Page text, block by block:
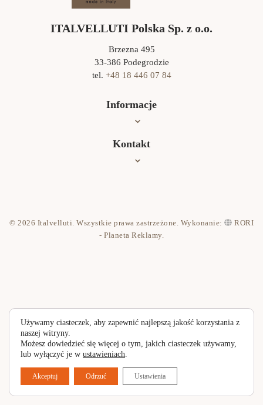
ITALVELLUTI Polska Sp. z o.o.
Brzezna 495
33-386 Podegrodzie
tel. +48 18 446 07 84
Informacje
Oferta
Kontakt
Polityka prywatności
© 2026 Italvelluti. Wszystkie prawa zastrzeżone. Wykonanie:
RORI
- Planeta Reklamy.
Używamy ciasteczek, aby zapewnić najlepszą jakość korzystania z
naszej witryny.
Możesz dowiedzieć się więcej o tym, jakich ciasteczek używamy,
lub wyłączyć je w ustawieniach.
Akceptuj Odrzuć Ustawienia